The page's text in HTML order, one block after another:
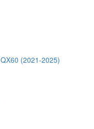
QX60 (2021-2025)